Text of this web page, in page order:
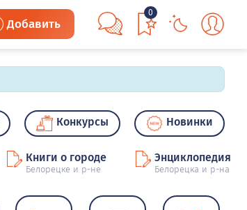
Добавить
0
Конкурсы Новинки
Книги о городе
Белорецке и р-не
Энциклопедия
Белорецка и р-на